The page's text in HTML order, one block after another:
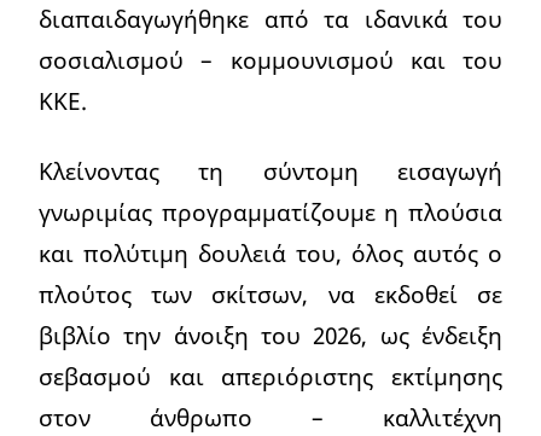
διαπαιδαγωγήθηκε από τα ιδανικά του
σοσιαλισμού – κομμουνισμού και του
ΚΚΕ.
Κλείνοντας τη σύντομη εισαγωγή
γνωριμίας προγραμματίζουμε η πλούσια
και πολύτιμη δουλειά του, όλος αυτός ο
πλούτος των σκίτσων, να εκδοθεί σε
βιβλίο την άνοιξη του 2026, ως ένδειξη
σεβασμού και απεριόριστης εκτίμησης
στον άνθρωπο – καλλιτέχνη